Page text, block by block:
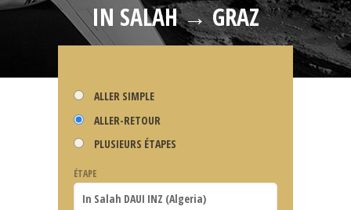
IN SALAH → GRAZ
ALLER SIMPLE
ALLER-RETOUR
PLUSIEURS ÉTAPES
ÉTAPE